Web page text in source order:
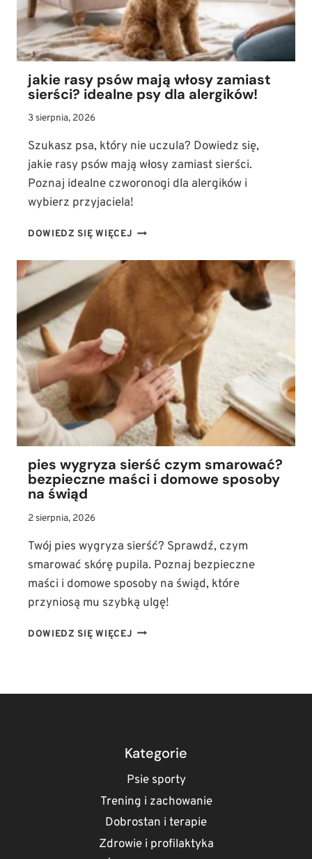
I
JAK
JE
ZAPOZNAĆ
PSEM
jakie rasy psów mają włosy zamiast
sierści? idealne psy dla alergików!
3 sierpnia, 2026
Szukasz psa, który nie uczula? Dowiedz się,
jakie rasy psów mają włosy zamiast sierści.
Poznaj idealne czworonogi dla alergików i
wybierz przyjaciela!
DOWIEDZ SIĘ WIĘCEJ JAKIE
PSÓW
MAJĄ
WŁOSY
PSY
DLA
ALERGIKÓW!
pies wygryza sierść czym smarować?
bezpieczne maści i domowe sposoby
na świąd
2 sierpnia, 2026
Twój pies wygryza sierść? Sprawdź, czym
smarować skórę pupila. Poznaj bezpieczne
maści i domowe sposoby na świąd, które
przyniosą mu szybką ulgę!
DOWIEDZ SIĘ WIĘCEJ PIES
DOMOWE
SPOSOBY
NA
Kategorie
Psie sporty
Trening i zachowanie
Dobrostan i terapie
Zdrowie i profilaktyka